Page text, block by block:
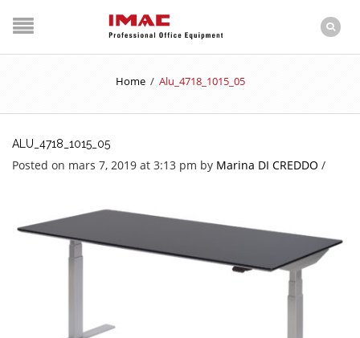
Home / Alu_4718_1015_05
ALU_4718_1015_05
Posted on mars 7, 2019 at 3:13 pm by Marina DI CREDDO /